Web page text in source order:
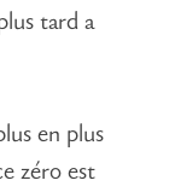
tard a
en plus
zéro est